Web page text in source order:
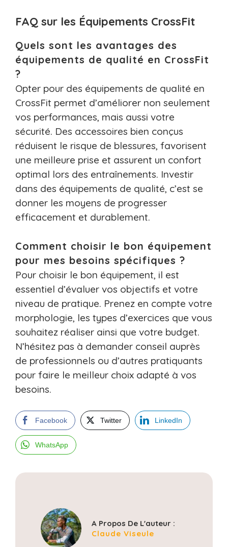
FAQ sur les Équipements CrossFit
Quels sont les avantages des
équipements de qualité en CrossFit
?
Opter pour des équipements de qualité en
CrossFit permet d’améliorer non seulement
vos performances, mais aussi votre
sécurité. Des accessoires bien conçus
réduisent le risque de blessures, favorisent
une meilleure prise et assurent un confort
optimal lors des entraînements. Investir
dans des équipements de qualité, c’est se
donner les moyens de progresser
efficacement et durablement.
Comment choisir le bon équipement
pour mes besoins spécifiques ?
Pour choisir le bon équipement, il est
essentiel d’évaluer vos objectifs et votre
niveau de pratique. Prenez en compte votre
morphologie, les types d’exercices que vous
souhaitez réaliser ainsi que votre budget.
N’hésitez pas à demander conseil auprès
de professionnels ou d’autres pratiquants
pour faire le meilleur choix adapté à vos
besoins.
Facebook Twitter LinkedIn
WhatsApp
A Propos De L'auteur :
Claude Viseule